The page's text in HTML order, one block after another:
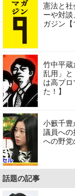
憲法と社
ーや対
ガジン【
竹中平蔵
乱用」と
は高プ
た！】
小籔千豊
議員への
への野党
話題の記事